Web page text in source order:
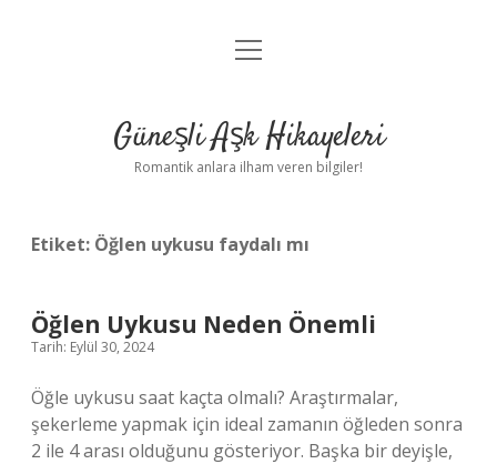
Anasayfa
Yasal Uyarı
menüyü
Güneşli Aşk Hikayeleri
Romantik anlara ilham veren bilgiler!
Etiket: Öğlen uykusu faydalı mı
Öğlen Uykusu Neden Önemli
Tarih: Eylül 30, 2024
Öğle uykusu saat kaçta olmalı? Araştırmalar,
şekerleme yapmak için ideal zamanın öğleden sonra
2 ile 4 arası olduğunu gösteriyor. Başka bir deyişle,